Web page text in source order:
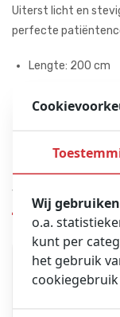
Uiterst licht en
perfecte
Lengte: 200 cm
Gewicht: 6,7 kg
Materiaal: PVC-
Wij
o.a.
kunt per
het gebruik